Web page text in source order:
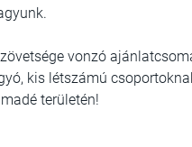
vonzó
kis létszámú
területén!